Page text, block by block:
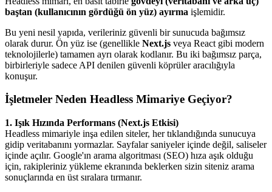
baştan (kullanıcının gördüğü ön yüz) ayırma işlemidir.
Bu yeni nesil yapıda, verileriniz güvenli bir sunucuda bağımsız
olarak durur. Ön yüz ise (genellikle Next.js veya React gibi modern
teknolojilerle) tamamen ayrı olarak kodlanır. Bu iki bağımsız parça,
birbirleriyle sadece API denilen güvenli köprüler aracılığıyla
konuşur.
İşletmeler Neden Headless Mimariye Geçiyor?
1. Işık Hızında Performans (Next.js Etkisi)
Headless mimariyle inşa edilen siteler, her tıklandığında sunucuya
gidip veritabanını yormazlar. Sayfalar saniyeler içinde değil, saliseler
içinde açılır. Google'ın arama algoritması (SEO) hıza aşık olduğu
için, rakipleriniz yükleme ekranında beklerken sizin siteniz arama
sonuçlarında en üst sıralara tırmanır.